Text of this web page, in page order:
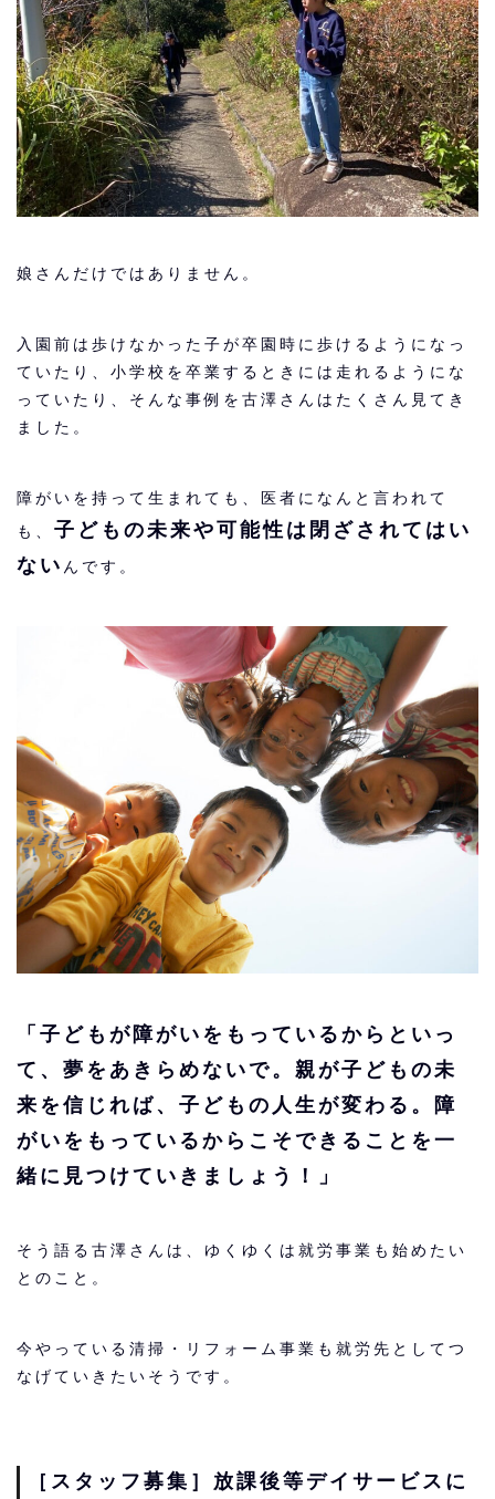
娘さんだけではありません。
入園前は歩けなかった子が卒園時に歩けるようになっ
ていたり、小学校を卒業するときには走れるようにな
っていたり、そんな事例を古澤さんはたくさん見てき
ました。
障がいを持って生まれても、医者になんと言われて
も、 子どもの未来や可能性は閉ざされてはい
ない んです。
「子どもが障がいをもっているからといっ
て、夢をあきらめないで。親が子どもの未
来を信じれば、子どもの人生が変わる。障
がいをもっているからこそできることを一
緒に見つけていきましょう！」
そう語る古澤さんは、ゆくゆくは就労事業も始めたい
とのこと。
今やっている清掃・リフォーム事業も就労先としてつ
なげていきたいそうです。
［スタッフ募集］放課後等デイサービスに